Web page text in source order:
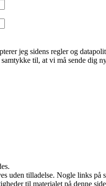
jeg sidens regler og
til, at vi må sende dig
uden tilladelse. Nogle links på
til materialet på denne